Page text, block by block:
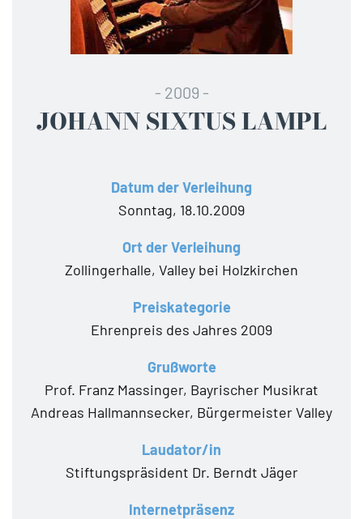
- 2009 -
JOHANN SIXTUS LAMPL
Datum der Verleihung
Sonntag, 18.10.2009
Ort der Verleihung
Zollingerhalle, Valley bei Holzkirchen
Preiskategorie
Ehrenpreis des Jahres 2009
Grußworte
Prof. Franz Massinger, Bayrischer Musikrat
Andreas Hallmannsecker, Bürgermeister Valley
Laudator/in
Stiftungspräsident Dr. Berndt Jäger
Internetpräsenz